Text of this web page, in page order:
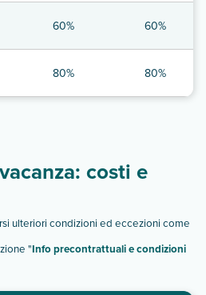
60% 60%
80% 80%
costi e
ulteriori condizioni ed eccezioni come
"Info precontrattuali e condizioni